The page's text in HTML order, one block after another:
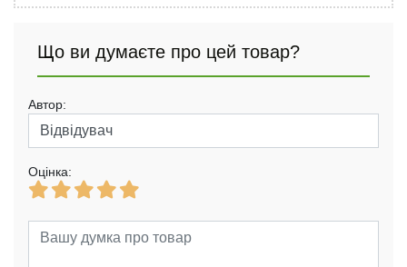
Що ви думаєте про цей товар?
Автор:
Оцінка: